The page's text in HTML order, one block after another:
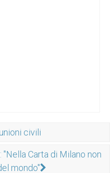
civili
Carta di Milano non
mondo"